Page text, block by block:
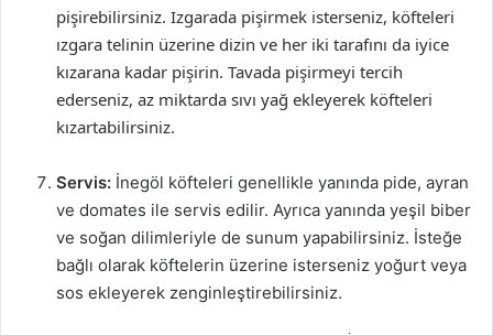
pişirebilirsiniz. Izgarada pişirmek isterseniz, köfteleri
ızgara telinin üzerine dizin ve her iki tarafını da iyice
kızarana kadar pişirin. Tavada pişirmeyi tercih
ederseniz, az miktarda sıvı yağ ekleyerek köfteleri
kızartabilirsiniz.
Servis: İnegöl köfteleri genellikle yanında pide, ayran
ve domates ile servis edilir. Ayrıca yanında yeşil biber
ve soğan dilimleriyle de sunum yapabilirsiniz. İsteğe
bağlı olarak köftelerin üzerine isterseniz yoğurt veya
sos ekleyerek zenginleştirebilirsiniz.